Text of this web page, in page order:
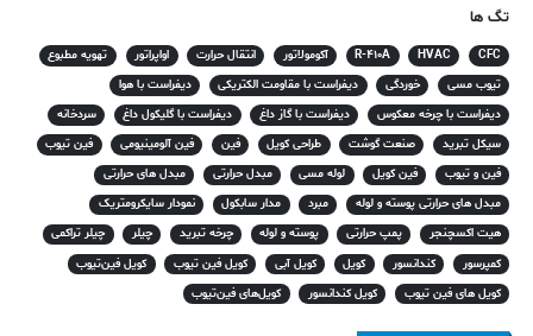
تگ ها
CFC
HVAC
R-410A آکومولاتور انتقال حرارت اواپراتور
تهویه مطبوع
تیوب مسی
خوردگی دیفراست با مقاومت الکتریکی
دیفراست با هوا
دیفراست با چرخه معکوس
دیفراست با گاز داغ دیفراست با گلیکول داغ
سردخانه
سیکل تبرید
صنعت گوشت طراحی کویل فین فین آلومینیومی
فین تیوب
فین و تیوب
فین کویل لوله مسی مبدل حرارتی
مبدل های حرارتی
مبدل های حرارتی پوسته و لوله
مبرد مدار سابکول
نمودار سایکرومتریک
هیت اکسچنجر
پمپ حرارتی پوسته و لوله چرخه تبرید چیلر
چیلر تراکمی
کمپرسور
کندانسور کویل کویل آبی کویل فین تیوب
کویل فین‌تیوب
کویل های فین تیوب
کویل کندانسور کویل‌های فین‌تیوب